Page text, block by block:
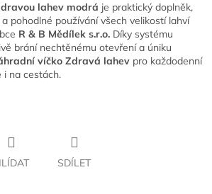
lahev modrá je praktický doplněk,
pohodlné používání všech velikostí lahví
R & B Mědílek s.r.o. Díky systému
brání nechtěnému otevření a úniku
víčko Zdravá lahev pro každodenní
i na cestách.
SDÍLET